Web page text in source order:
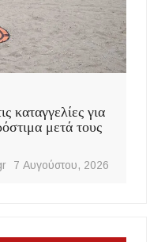
καταγγελίες για
μετά τους
7 Αυγούστου, 2026